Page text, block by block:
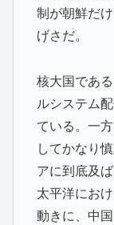
制が朝鮮だ
げさだ。
核大国であ
ルシステム
ている。一
してかなり
アに到底及
太平洋にお
動きに、中